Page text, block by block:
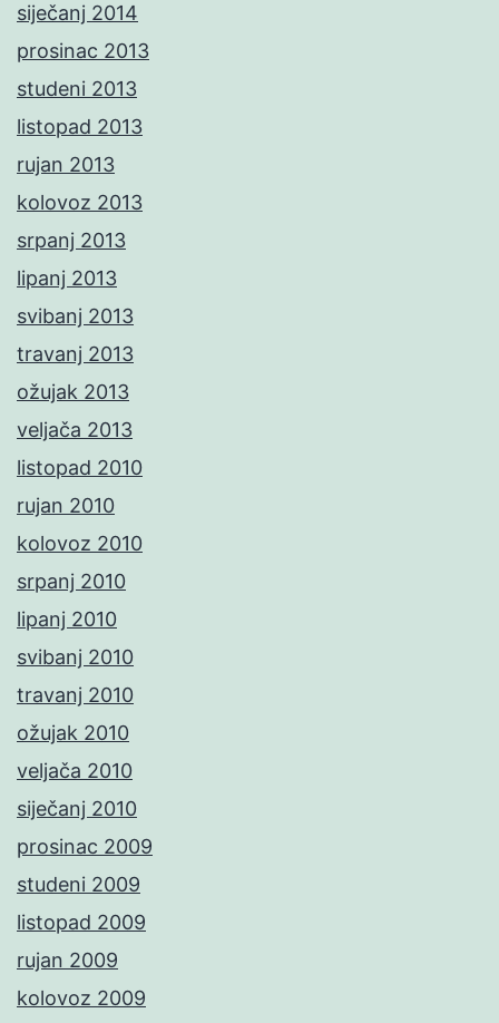
siječanj 2014
prosinac 2013
studeni 2013
listopad 2013
rujan 2013
kolovoz 2013
srpanj 2013
lipanj 2013
svibanj 2013
travanj 2013
ožujak 2013
veljača 2013
listopad 2010
rujan 2010
kolovoz 2010
srpanj 2010
lipanj 2010
svibanj 2010
travanj 2010
ožujak 2010
veljača 2010
siječanj 2010
prosinac 2009
studeni 2009
listopad 2009
rujan 2009
kolovoz 2009